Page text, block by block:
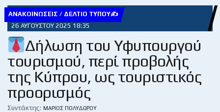
ΑΝΑΚΟΙΝΏΣΕΙΣ / ΔΕΛΤΊΟ ΤΎΠΟΥ✍
26 ΑΥΓΟΎΣΤΟΥ 2025 18:35
Δήλωση του Υφυπουργού
τουρισμού, περί προβολής
της Κύπρου, ως τουριστικός
προορισμός
Συντάκτης: ΜΆΡΙΟΣ ΠΟΛΥΔΏΡΟΥ